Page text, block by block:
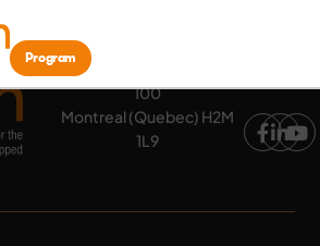
Program
Donation
633, Cremazie Est, suite
100
Montreal (Quebec) H2M
1L9